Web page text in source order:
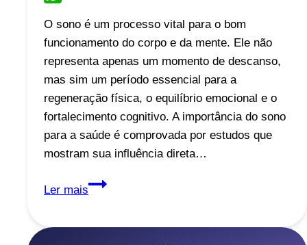
O sono é um processo vital para o bom
funcionamento do corpo e da mente. Ele não
representa apenas um momento de descanso,
mas sim um período essencial para a
regeneração física, o equilíbrio emocional e o
fortalecimento cognitivo. A importância do sono
para a saúde é comprovada por estudos que
mostram sua influência direta…
Ler mais
A